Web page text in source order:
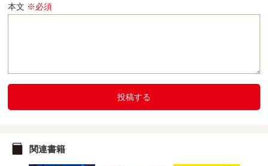
本文 ※必須
投稿する
関連書籍